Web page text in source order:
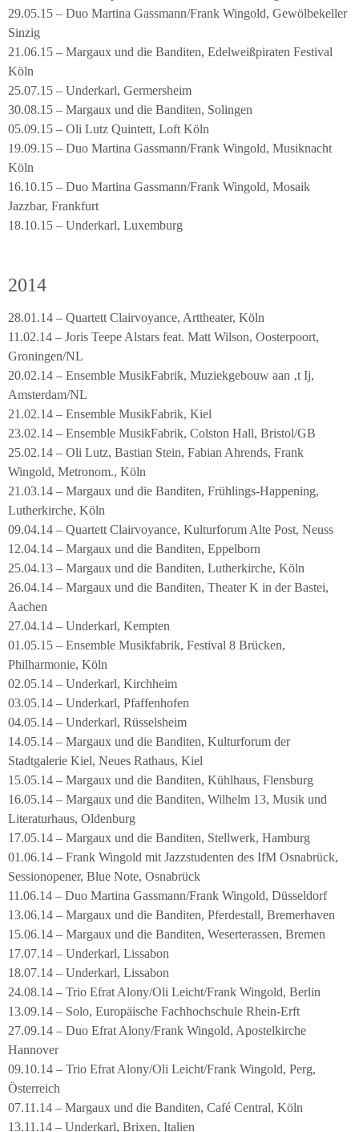
29.05.15 – Duo Martina Gassmann/Frank Wingold, Gewölbekeller
Sinzig
21.06.15 – Margaux und die Banditen, Edelweißpiraten Festival
Köln
25.07.15 – Underkarl, Germersheim
30.08.15 – Margaux und die Banditen, Solingen
05.09.15 – Oli Lutz Quintett, Loft Köln
19.09.15 – Duo Martina Gassmann/Frank Wingold, Musiknacht
Köln
16.10.15 – Duo Martina Gassmann/Frank Wingold, Mosaik
Jazzbar, Frankfurt
18.10.15 – Underkarl, Luxemburg
2014
28.01.14 – Quartett Clairvoyance, Arttheater, Köln
11.02.14 – Joris Teepe Alstars feat. Matt Wilson, Oosterpoort,
Groningen/NL
20.02.14 – Ensemble MusikFabrik, Muziekgebouw aan ‚t Ij,
Amsterdam/NL
21.02.14 – Ensemble MusikFabrik, Kiel
23.02.14 – Ensemble MusikFabrik, Colston Hall, Bristol/GB
25.02.14 – Oli Lutz, Bastian Stein, Fabian Ahrends, Frank
Wingold, Metronom., Köln
21.03.14 – Margaux und die Banditen, Frühlings-Happening,
Lutherkirche, Köln
09.04.14 – Quartett Clairvoyance, Kulturforum Alte Post, Neuss
12.04.14 – Margaux und die Banditen, Eppelborn
25.04.13 – Margaux und die Banditen, Lutherkirche, Köln
26.04.14 – Margaux und die Banditen, Theater K in der Bastei,
Aachen
27.04.14 – Underkarl, Kempten
01.05.15 – Ensemble Musikfabrik, Festival 8 Brücken,
Philharmonie, Köln
02.05.14 – Underkarl, Kirchheim
03.05.14 – Underkarl, Pfaffenhofen
04.05.14 – Underkarl, Rüsselsheim
14.05.14 – Margaux und die Banditen, Kulturforum der
Stadtgalerie Kiel, Neues Rathaus, Kiel
15.05.14 – Margaux und die Banditen, Kühlhaus, Flensburg
16.05.14 – Margaux und die Banditen, Wilhelm 13, Musik und
Literaturhaus, Oldenburg
17.05.14 – Margaux und die Banditen, Stellwerk, Hamburg
01.06.14 – Frank Wingold mit Jazzstudenten des IfM Osnabrück,
Sessionopener, Blue Note, Osnabrück
11.06.14 – Duo Martina Gassmann/Frank Wingold, Düsseldorf
13.06.14 – Margaux und die Banditen, Pferdestall, Bremerhaven
15.06.14 – Margaux und die Banditen, Weserterassen, Bremen
17.07.14 – Underkarl, Lissabon
18.07.14 – Underkarl, Lissabon
24.08.14 – Trio Efrat Alony/Oli Leicht/Frank Wingold, Berlin
13.09.14 – Solo, Europäische Fachhochschule Rhein-Erft
27.09.14 – Duo Efrat Alony/Frank Wingold, Apostelkirche
Hannover
09.10.14 – Trio Efrat Alony/Oli Leicht/Frank Wingold, Perg,
Österreich
07.11.14 – Margaux und die Banditen, Café Central, Köln
13.11.14 – Underkarl, Brixen, Italien